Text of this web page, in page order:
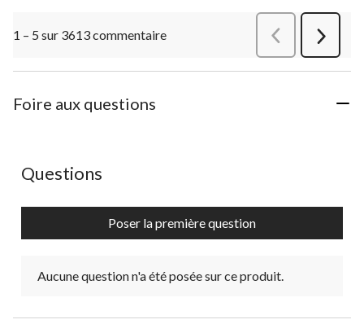
1 – 5 sur 3613 commentaire
Suivant
Foire aux questions
Aucune question n'a été posée sur ce produit.
Questions
Poser la première question
Aucune question n'a été posée sur ce produit.